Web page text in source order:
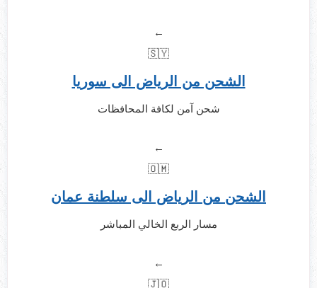
←
🇸🇾
الشحن من الرياض الى سوريا
شحن آمن لكافة المحافظات
←
🇴🇲
الشحن من الرياض الى سلطنة عمان
مسار الربع الخالي المباشر
←
🇯🇴